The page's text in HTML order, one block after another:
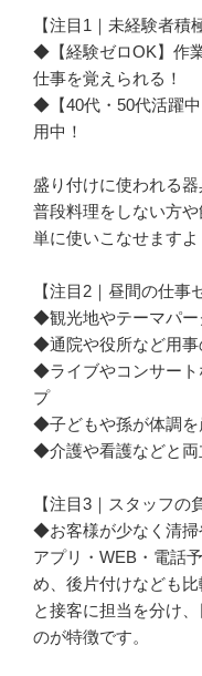
【注目1｜未経験者積
◆【経験ゼロOK】作
仕事を覚えられる！
◆【40代・50代活躍
用中！
盛り付けに使われる器
普段料理をしない方
単に使いこなせますよ
【注目2｜昼間の仕事
◆観光地やテーマパ
◆通院や役所など用事
◆ライブやコンサート
プ
◆子どもや孫が体調を
◆介護や看護などと両
【注目3｜スタッフの
◆お客様が少なく清掃
アプリ・WEB・電話
め、後片付けなども
と接客に担当を分け
のが特徴です。